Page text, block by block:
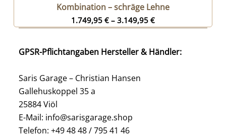
Kombination – schräge Lehne
1.749,95 €– 3.149,95 €
GPSR-Pflichtangaben Hersteller & Händler:
Saris Garage – Christian Hansen
Gallehuskoppel 35 a
25884 Viöl
E-Mail: info@sarisgarage.shop
Telefon: +49 48 48 / 795 41 46